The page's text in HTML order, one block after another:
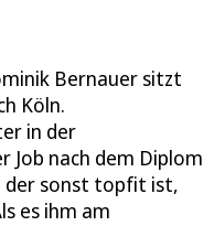
Bernauer sitzt
Köln.
in der
nach dem Diplom
der sonst topfit ist,
es ihm am